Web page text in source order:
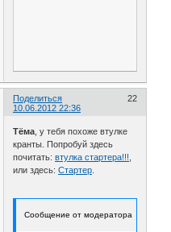
Поделиться
22
10.06.2012 22:36
Тёма , у тебя похоже втулке
кранты. Попробуй здесь
почитать:втулка стартера!!!
или здесь:Стартер
Сообщение от модератора